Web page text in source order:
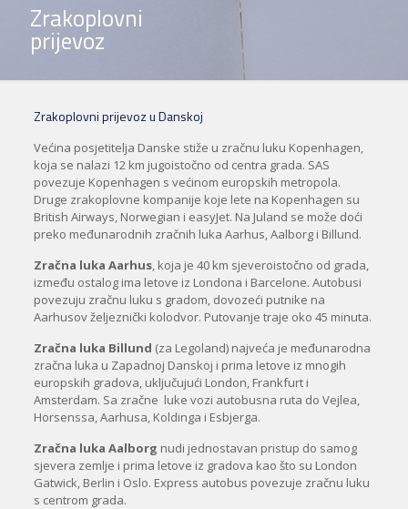
Zrakoplovni
prijevoz
Zrakoplovni prijevoz u Danskoj
Većina posjetitelja Danske stiže u zračnu luku Kopenhagen,
koja se nalazi 12 km jugoistočno od centra grada. SAS
povezuje Kopenhagen s većinom europskih metropola.
Druge zrakoplovne kompanije koje lete na Kopenhagen su
British Airways, Norwegian i easyJet. Na Juland se može doći
preko međunarodnih zračnih luka Aarhus, Aalborg i Billund.
Zračna luka Aarhus, koja je 40 km sjeveroistočno od grada,
između ostalog ima letove iz Londona i Barcelone. Autobusi
povezuju zračnu luku s gradom, dovozeći putnike na
Aarhusov željeznički kolodvor. Putovanje traje oko 45 minuta.
Zračna luka Billund (za Legoland) najveća je međunarodna
zračna luka u Zapadnoj Danskoj i prima letove iz mnogih
europskih gradova, uključujući London, Frankfurt i
Amsterdam. Sa zračne luke vozi autobusna ruta do Vejlea,
Horsenssa, Aarhusa, Koldinga i Esbjerga.
Zračna luka Aalborg nudi jednostavan pristup do samog
sjevera zemlje i prima letove iz gradova kao što su London
Gatwick, Berlin i Oslo. Express autobus povezuje zračnu luku
s centrom grada.